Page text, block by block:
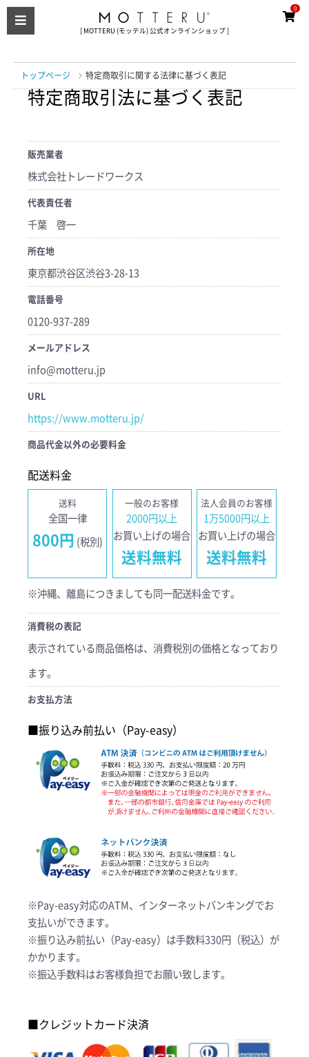
[ MOTTERU (モッテル) 公式オンラインショップ ]
0
トップページ 特定商取引に関する法律に基づく表記
特定商取引法に基づく表記
販売業者
株式会社トレードワークス
代表責任者
千葉 啓一
所在地
東京都渋谷区渋谷3-28-13
電話番号
0120-937-289
メールアドレス
info@motteru.jp
URL
https://www.motteru.jp/
商品代金以外の必要料金
配送料金
送料
全国一律
800円 (税別)
一般のお客様
2000円以上
お買い上げの場合
送料無料
法人会員のお客様
1万5000円以上
お買い上げの場合
送料無料
※沖縄、離島につきましても同一配送料金です。
消費税の表記
表示されている商品価格は、消費税別の価格となっており
ます。
お支払方法
■振り込み前払い（Pay-easy）
※Pay-easy対応のATM、インターネットバンキングでお
支払いができます。
※振り込み前払い（Pay-easy）は手数料330円（税込）が
かかります。
※振込手数料はお客様負担でお願い致します。
■クレジットカード決済